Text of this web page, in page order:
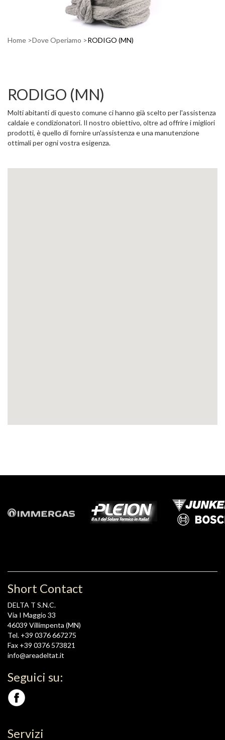
Home Dove Operiamo RODIGO (MN)
RODIGO (MN)
Molti abitanti di questo comune ci hanno già scelto per l'assistenza
caldaie e condizionatori. Il nostro obiettivo, oltre ad offrire i migliori
prodotti, è quello di fornire un'assistenza e una manutenzione
ottimali per ogni vostra esigenza.
Short Contact
DELTA T S.N.C.
Via I Maggio 33
46039 Villimpenta (MN)
Tel. +39 0376 667275
Fax +39 0376 573821
info@areadeltat.it
Seguici su:
Servizi